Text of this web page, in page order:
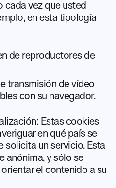
cada vez que usted
en esta tipología
de reproductores de
transmisión de vídeo
con su navegador.
Estas cookies
en qué país se
solicita un servicio. Esta
anónima, y sólo se
el contenido a su